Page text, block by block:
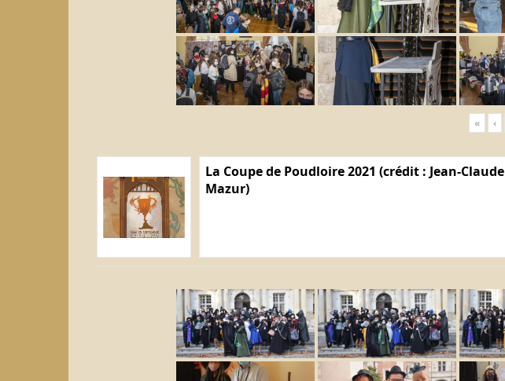
« ‹
La Coupe de Poudloire 2021 (crédit : Jean-Claude
Mazur)